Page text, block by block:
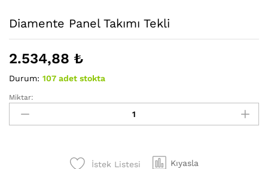
Diamente Panel Takımı Tekli
2.534,88 ₺
Durum: 107 adet stokta
Diamente
Panel
Takımı
Miktar:
İstek Listesi Kıyasla